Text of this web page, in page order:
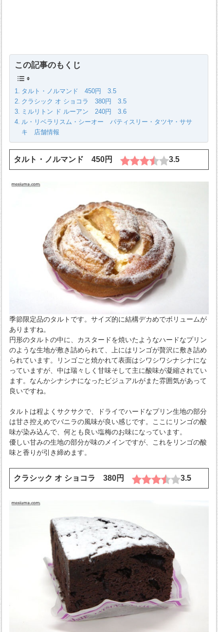
この記事のもくじ
タルト・ノルマンド 450円 3.5
クラシック オ ショコラ 380円 3.5
ミルリトン ド ルーアン 240円 3.6
ル・リベラリスム・シーオー パティスリー・タツヤ・ササ
キ 店舗情報
タルト・ノルマンド 450円 3.5
季節限定品のタルトです。サイズ的に結構デカめでボリュームが
ありますね。
円形のタルトの中に、カスタードを焼いたようなハードなプリン
のような生地が敷き詰められて、上にはリンゴが贅沢に敷き詰め
られています。リンゴごと焼かれて表面はシワシワシナシナにな
っていますが、中は瑞々しく甘味そして主に酸味が凝縮されてい
ます。なんかシナシナになったビジュアルがまた雰囲気があって
良いですね。
タルトは程よくサクサクで、ドライでハードなプリン生地の部分
は甘さ控えめでバニラの風味が良い感じです。ここにリンゴの酸
味が染み込んで、何とも良い塩梅のお味になっています。
優しい甘みの生地の部分が味のメインですが、これをリンゴの酸
味と香りが引き締めます。
クラシック オ ショコラ 380円 3.5